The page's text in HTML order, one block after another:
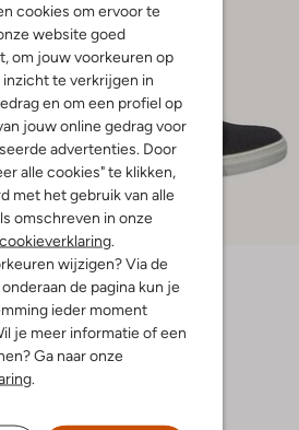
cookies om ervoor te
website goed
om jouw voorkeuren op
inzicht te verkrijgen in
en om een profiel op
jouw online gedrag voor
advertenties. Door
alle cookies" te klikken,
met het gebruik van alle
omschreven in onze
cookieverklaring
wijzigen? Via de
de pagina kun je
ieder moment
je meer informatie of een
Ga naar onze
Laatste item
Develab
Enkelboots
€ 104,95
€ 52,45